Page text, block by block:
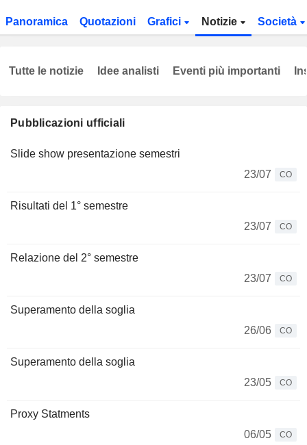
Panoramica Quotazioni Grafici Notizie Società
Pubblicazioni ufficiali
Slide show presentazione semestri
23/07
CO
Risultati del 1° semestre
23/07
CO
Relazione del 2° semestre
23/07
CO
Superamento della soglia
26/06
CO
Superamento della soglia
23/05
CO
Proxy Statments
06/05
CO
Tutte le notizie Idee analisti Eventi più importanti